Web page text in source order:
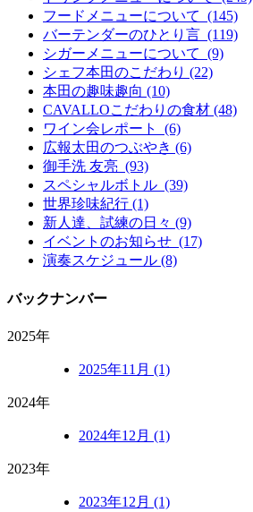
フードメニューについて (145)
バーテンダーのひとり言 (119)
シガーメニューについて (9)
シェフ本田のこだわり (22)
本田の趣味趣向 (10)
CAVALLOこだわりの食材 (48)
ワイン会レポート (6)
広報太田のつぶやき (6)
御手洗 友亮 (93)
スペシャルボトル (39)
世界珍味紀行 (1)
新人達、試練の日々 (9)
イベントのお知らせ (17)
演奏スケジュール (8)
バックナンバー
2025年
2025年11月 (1)
2024年
2024年12月 (1)
2023年
2023年12月 (1)